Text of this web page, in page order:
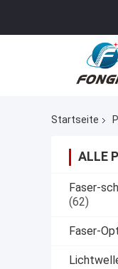
Startseite
ALLE
Faser-
(62)
Faser-